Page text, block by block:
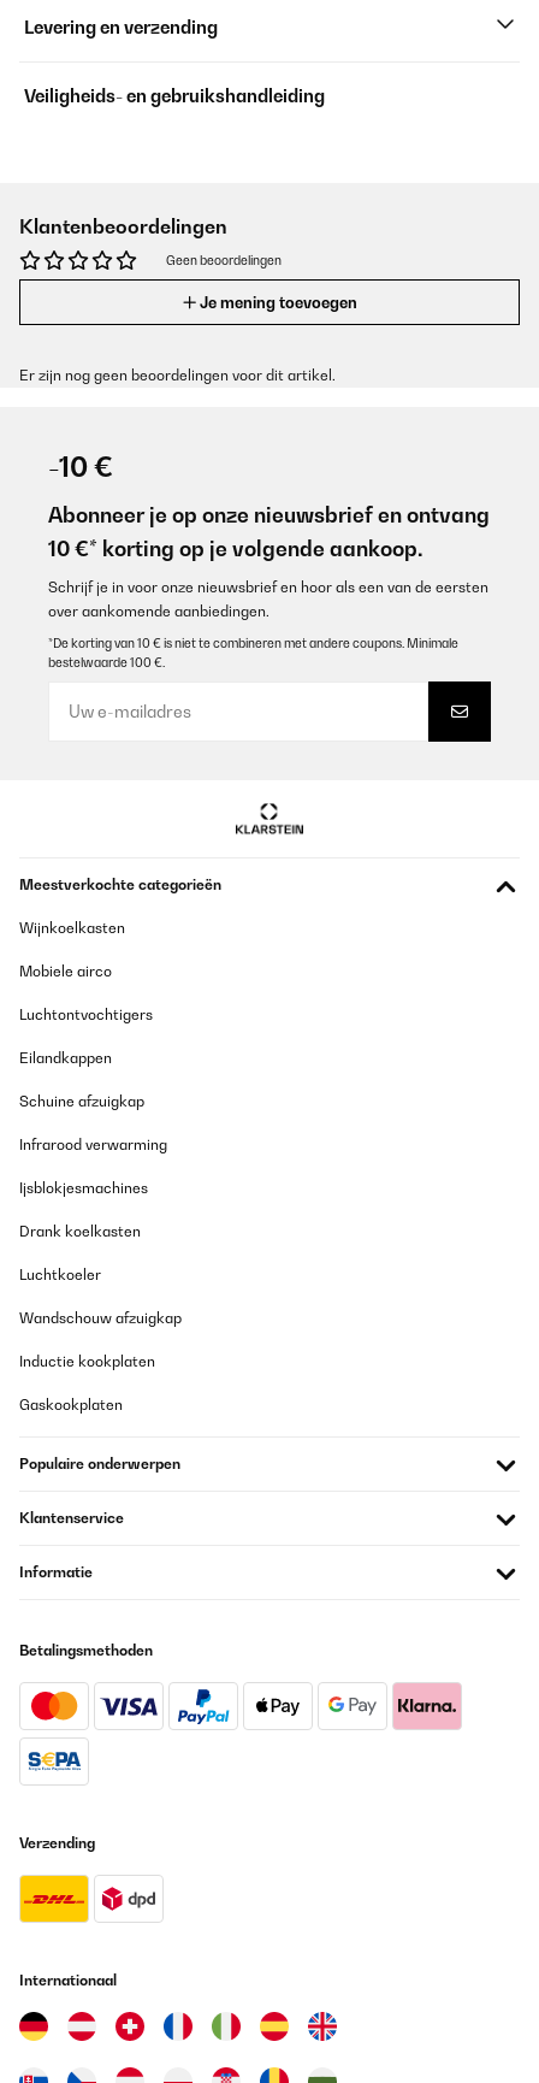
Levering en verzending
Veiligheids- en gebruikshandleiding
Klantenbeoordelingen
Geen beoordelingen
Je mening toevoegen
Er zijn nog geen beoordelingen voor dit artikel.
-10 €
Abonneer je op onze nieuwsbrief en ontvang
10 €* korting op je volgende aankoop.
Schrijf je in voor onze nieuwsbrief en hoor als een van de eersten
over aankomende aanbiedingen.
*De korting van 10 € is niet te combineren met andere coupons. Minimale
bestelwaarde 100 €.
Meestverkochte categorieën
Wijnkoelkasten
Mobiele airco
Luchtontvochtigers
Eilandkappen
Schuine afzuigkap
Infrarood verwarming
Ijsblokjesmachines
Drank koelkasten
Luchtkoeler
Wandschouw afzuigkap
Inductie kookplaten
Gaskookplaten
Populaire onderwerpen
Klantenservice
Informatie
Betalingsmethoden
Verzending
Internationaal